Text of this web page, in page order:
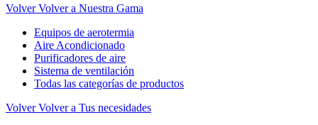
Volver Volver a Nuestra Gama
Equipos de aerotermia
Aire Acondicionado
Purificadores de aire
Sistema de ventilación
Todas las categorías de productos
Volver Volver a Tus necesidades